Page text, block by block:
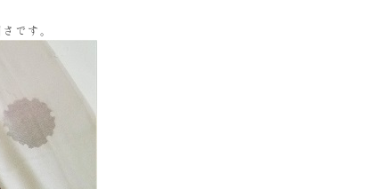
です。